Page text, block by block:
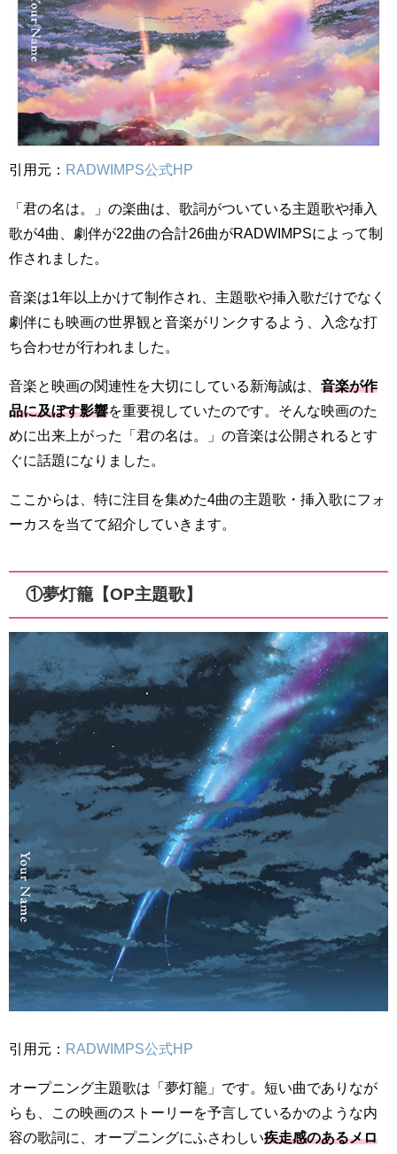
引用元： RADWIMPS公式HP
「君の名は。」の楽曲は、歌詞がついている主題歌や挿入
歌が4曲、劇伴が22曲の合計26曲がRADWIMPSによって制
作されました。
音楽は1年以上かけて制作され、主題歌や挿入歌だけでなく
劇伴にも映画の世界観と音楽がリンクするよう、入念な打
ち合わせが行われました。
音楽と映画の関連性を大切にしている新海誠は、 音楽が作
品に及ぼす影響を重要視していたのです。そんな映画のた
めに出来上がった「君の名は。」の音楽は公開されるとす
ぐに話題になりました。
ここからは、特に注目を集めた4曲の主題歌・挿入歌にフォ
ーカスを当てて紹介していきます。
①夢灯籠【OP主題歌】
引用元： RADWIMPS公式HP
オープニング主題歌は「夢灯籠」です。短い曲でありなが
らも、この映画のストーリーを予言しているかのような内
容の歌詞に、オープニングにふさわしい疾走感のあるメロ